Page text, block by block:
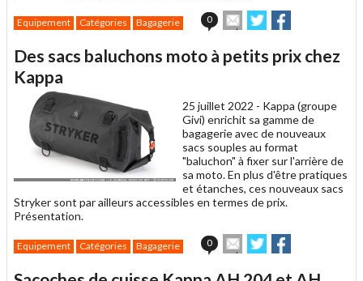
Equipement Catégories Bagagerie 0
Envoyer
cet
à
Partager
sur sur
Des sacs baluchons moto à petits prix chez
Kappa
25 juillet 2022 - Kappa (groupe
Givi) enrichit sa gamme de
bagagerie avec de nouveaux
sacs souples au format
"baluchon" à fixer sur l'arrière de
sa moto. En plus d'être pratiques
et étanches, ces nouveaux sacs
Stryker sont par ailleurs accessibles en termes de prix.
Présentation.
Equipement Catégories Bagagerie 0
Envoyer
cet
Partager
sur sur